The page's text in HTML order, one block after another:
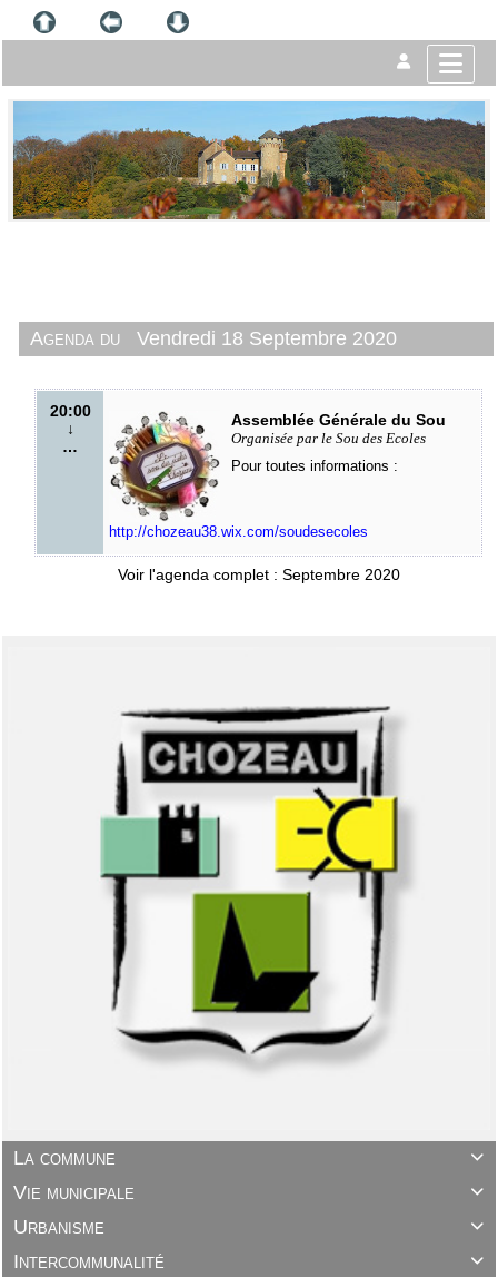

La commune

Vie municipale

Urbanisme

Intercommunalité
Agenda du Vendredi 18 Septembre 2020
20:00
↓
…
Assemblée Générale du Sou
Organisée par le Sou des Ecoles
Pour toutes informations :
http://chozeau38.wix.com/soudesecoles
Voir l'agenda complet : Septembre 2020